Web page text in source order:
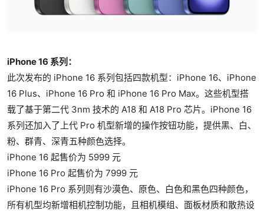
iPhone 16 系列：
此次发布的 iPhone 16 系列包括四款机型：iPhone 16、iPhone
16 Plus、iPhone 16 Pro 和 iPhone 16 Pro Max。这些机型搭
载了基于第二代 3nm 技术的 A18 和 A18 Pro 芯片。iPhone 16
系列还加入了上代 Pro 机型新增的操作按钮功能，提供黑、白、
粉、群青、深青五种颜色选择。
iPhone 16 起售价为 5999 元
iPhone 16 Pro 起售价为 7999 元
iPhone 16 Pro 系列则有沙漠色、原色、白色和黑色四种颜色，
所有机型均新增相机控制功能，且相机模组、面板材质和散热设